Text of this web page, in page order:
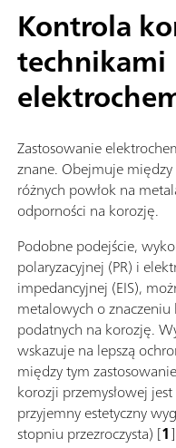
Kontrola
technikami
Zastosowanie
znane. Obejmuje
różnych powłok na
odporności na korozję.
Podobne podejście,
polaryzacyjnej (PR) i
impedancyjnej (EIS),
metalowych o
podatnych na korozję.
wskazuje na lepszą
między tym
korozji przemysłowej
przyjemny estetyczny
stopniu przezroczysta) [1]